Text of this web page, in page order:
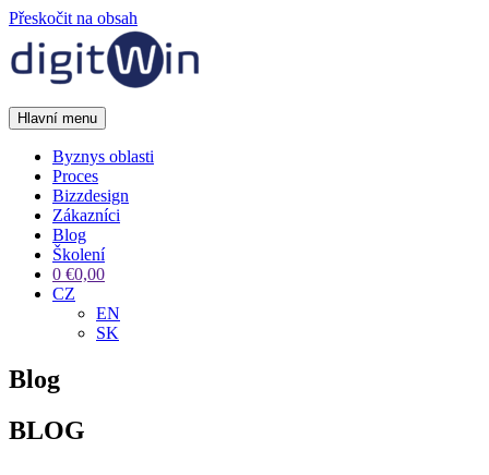
Přeskočit na obsah
Hlavní menu
Byznys oblasti
Proces
Bizzdesign
Zákazníci
Blog
Školení
0 €0,00
CZ
EN
SK
Blog
BLOG